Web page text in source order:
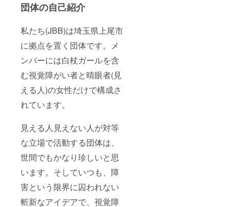
団体の自己紹介
私たち(JBB)は埼玉県上尾市
に拠点を置く団体です。メ
ンバーには白杖ガールを含
む視覚障がい者と晴眼者(見
える人)の女性だけで構成さ
れています。
見える人見えない人が対等
な立場で活動する団体は、
世間でもかなり珍しいと思
います。そしていつも、障
害という限界に囚われない
斬新なアイデアで、視覚障